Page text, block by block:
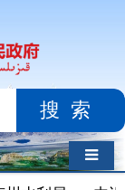
索
内设机构 正